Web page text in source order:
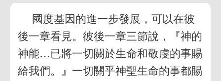
國度基因的進一步發展，可以在彼
後一章看見。彼後一章三節說，『神的
神能…已將一切關於生命和敬虔的事賜
給我們。』一切關乎神聖生命的事都賜